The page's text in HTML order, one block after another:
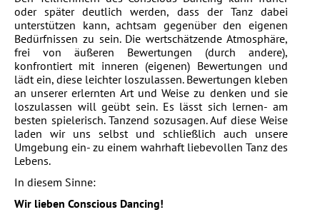
oder später deutlich werden, dass der Tanz dabei
unterstützen kann, achtsam gegenüber den eigenen
Bedürfnissen zu sein. Die wertschätzende Atmosphäre,
frei von äußeren Bewertungen (durch andere),
konfrontiert mit inneren (eigenen) Bewertungen und
lädt ein, diese leichter loszulassen. Bewertungen kleben
an unserer erlernten Art und Weise zu denken und sie
loszulassen will geübt sein. Es lässt sich lernen- am
besten spielerisch. Tanzend sozusagen. Auf diese Weise
laden wir uns selbst und schließlich auch unsere
Umgebung ein- zu einem wahrhaft liebevollen Tanz des
Lebens.
In diesem Sinne:
Wir lieben Conscious Dancing!